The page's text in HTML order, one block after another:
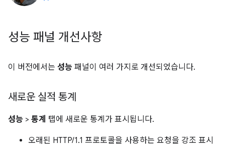
성능 패널 개선사항
이 버전에서는 성능 패널이 여러 가지로 개선되었습니다.
새로운 실적 통계
성능 > 통계 탭에 새로운 통계가 표시됩니다.
오래된 HTTP/1.1 프로토콜을 사용하는 요청을 강조 표시